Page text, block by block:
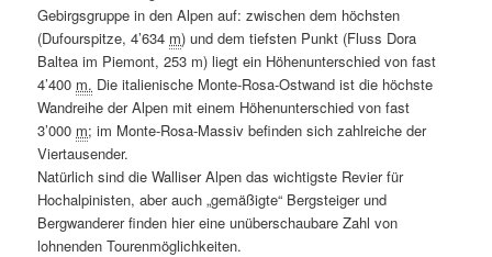
Gebirgsgruppe in den Alpen auf: zwischen dem höchsten
(Dufourspitze, 4’634 m) und dem tiefsten Punkt (Fluss Dora
Baltea im Piemont, 253 m) liegt ein Höhenunterschied von fast
4’400 m. Die italienische Monte-Rosa-Ostwand ist die höchste
Wandreihe der Alpen mit einem Höhenunterschied von fast
3’000 m; im Monte-Rosa-Massiv befinden sich zahlreiche der
Viertausender.
Natürlich sind die Walliser Alpen das wichtigste Revier für
Hochalpinisten, aber auch „gemäßigte“ Bergsteiger und
Bergwanderer finden hier eine unüberschaubare Zahl von
lohnenden Tourenmöglichkeiten.